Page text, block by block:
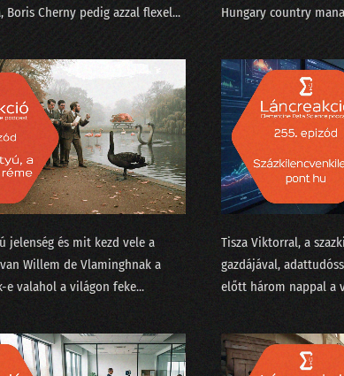
209 -
208 - Covid-
207 - Kit ver
206 - Sam
205 - Muszáj
204 - A
203 - A
202 - A
200 - Az
⁠Boris Cherny pedig azzal flexel⁠...
Hungary country
jelenség⁠ és mit kezd vele a
Willem de Vlamingh⁠⁠nak a
e valahol a világon feke...
Tisza Viktorral⁠, a
gazdájával,
előtt három nappal a